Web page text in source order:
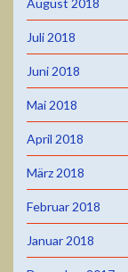
August 2018
Juli 2018
Juni 2018
Mai 2018
April 2018
März 2018
Februar 2018
Januar 2018